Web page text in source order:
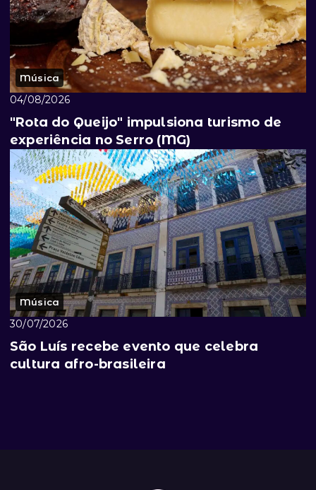
Música
04/08/2026
"Rota do Queijo" impulsiona turismo de
experiência no Serro (MG)
Música
30/07/2026
São Luís recebe evento que celebra
cultura afro-brasileira